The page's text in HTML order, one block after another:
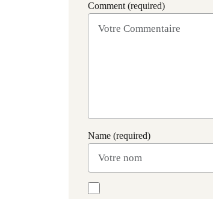
Comment (required)
Name (required)